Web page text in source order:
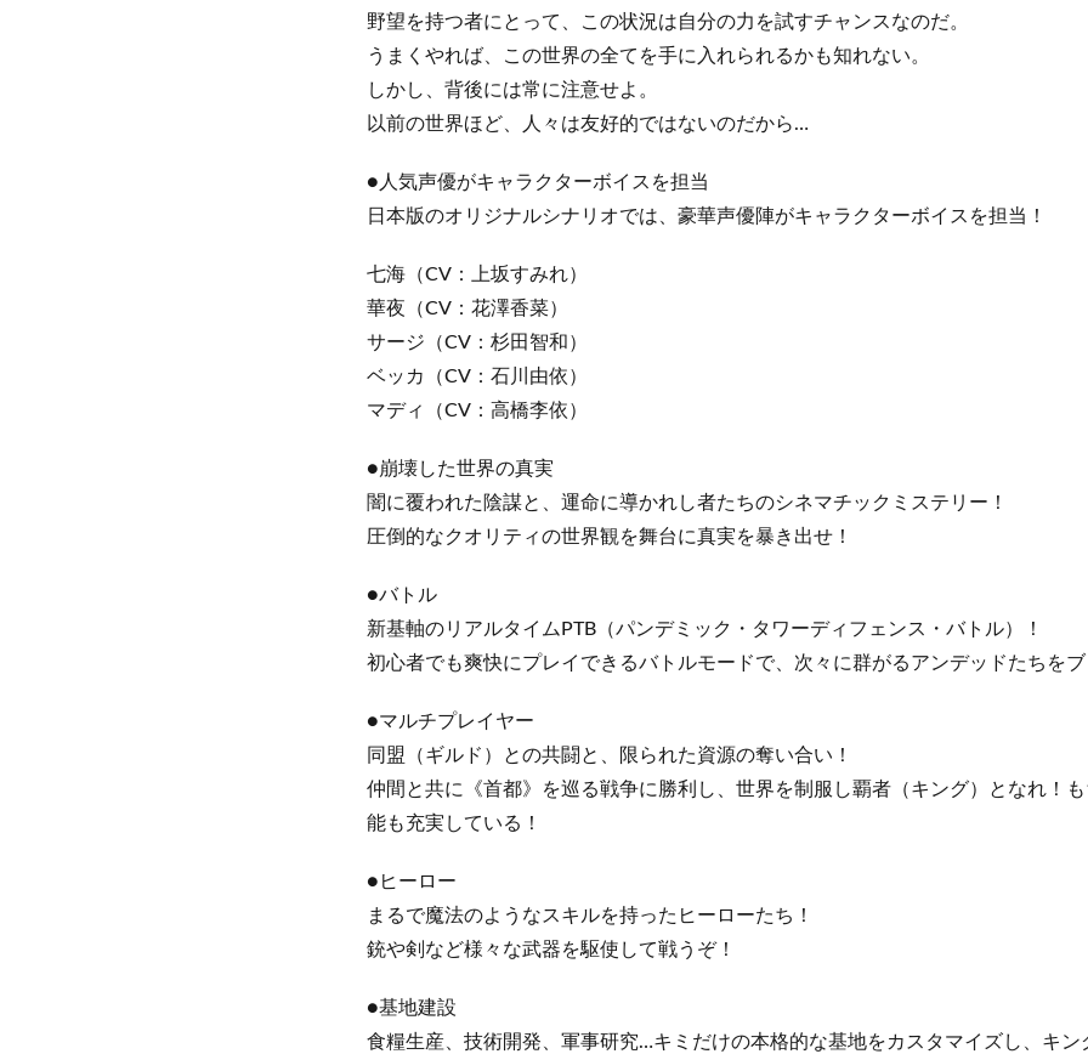
野望を持つ者にとって、この状況は自分の力を試すチャンスなのだ。
うまくやれば、この世界の全てを手に入れられるかも知れない。
しかし、背後には常に注意せよ。
以前の世界ほど、人々は友好的ではないのだから…
●人気声優がキャラクターボイスを担当
日本版のオリジナルシナリオでは、豪華声優陣がキャラクターボイスを担当！
七海（CV：上坂すみれ）
華夜（CV：花澤香菜）
サージ（CV：杉田智和）
ベッカ（CV：石川由依）
マディ（CV：高橋李依）
●崩壊した世界の真実
闇に覆われた陰謀と、運命に導かれし者たちのシネマチックミステリー！
圧倒的なクオリティの世界観を舞台に真実を暴き出せ！
●バトル
新基軸のリアルタイムPTB（パンデミック・タワーディフェンス・バトル）！
初心者でも爽快にプレイできるバトルモードで、次々に群がるアンデッドたちを
●マルチプレイヤー
同盟（ギルド）との共闘と、限られた資源の奪い合い！
仲間と共に《首都》を巡る戦争に勝利し、世界を制服し覇者（キング）となれ！
能も充実している！
●ヒーロー
まるで魔法のようなスキルを持ったヒーローたち！
銃や剣など様々な武器を駆使して戦うぞ！
●基地建設
食糧生産、技術開発、軍事研究…キミだけの本格的な基地をカスタマイズし、キン